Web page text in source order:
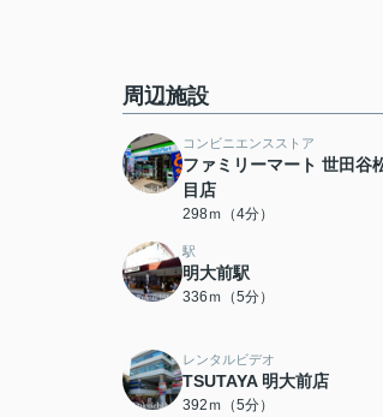
周辺施設
コンビニエンスストア
ファミリーマート 世田谷
目店
298ｍ（4分）
駅
明大前駅
336ｍ（5分）
レンタルビデオ
TSUTAYA 明大前店
392ｍ（5分）